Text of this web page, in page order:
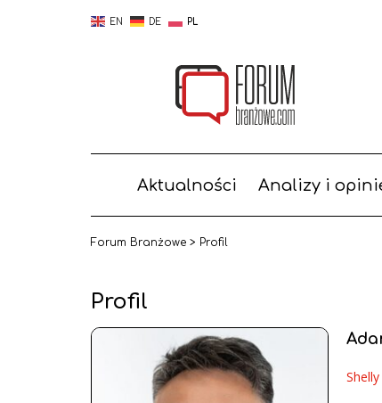
EN DE PL
Aktualności Analizy i
Forum Branżowe > Profil
Profil